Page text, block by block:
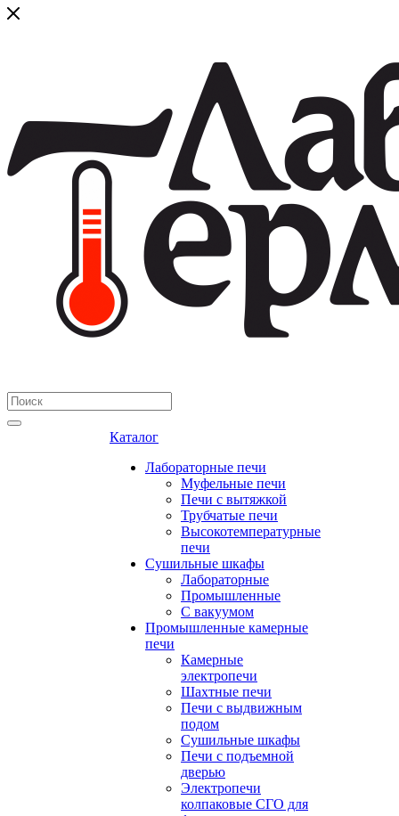
Каталог
Лабораторные печи
Муфельные печи
Печи с вытяжкой
Трубчатые печи
Высокотемпературные
печи
Сушильные шкафы
Лабораторные
Промышленные
С вакуумом
Промышленные камерные
печи
Камерные
электропечи
Шахтные печи
Печи с выдвижным
подом
Сушильные шкафы
Печи с подъемной
дверью
Электропечи
колпаковые СГО для